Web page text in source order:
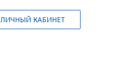
ЛИЧНЫЙ КАБИНЕТ